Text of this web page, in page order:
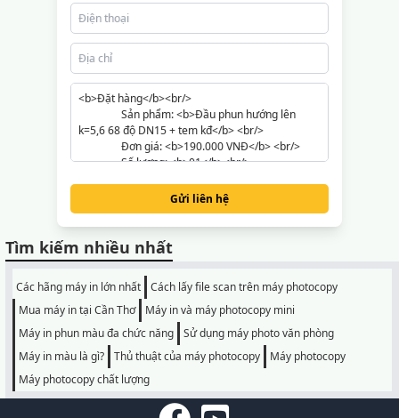
Gửi liên hệ
Tìm kiếm nhiều nhất
Các hãng máy in lớn nhất
Cách lấy file scan trên máy photocopy
Mua máy in tại Cần Thơ
Máy in và máy photocopy mini
Máy in phun màu đa chức năng
Sử dụng máy photo văn phòng
Máy in màu là gì?
Thủ thuật của máy photocopy
Máy photocopy
Máy photocopy chất lượng